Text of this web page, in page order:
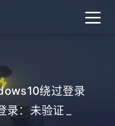
绕过登录
录：未验证